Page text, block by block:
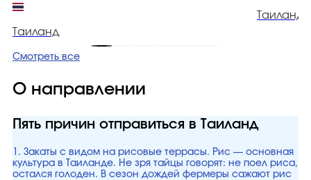
Таиланд
Таиланд
Смотреть все
О направлении
Пять причин отправиться в Таиланд
1. Закаты с видом на рисовые террасы. Рис — основная
культура в Таиланде. Не зря тайцы говорят: не поел риса,
остался голоден. В сезон дождей фермеры сажают рис